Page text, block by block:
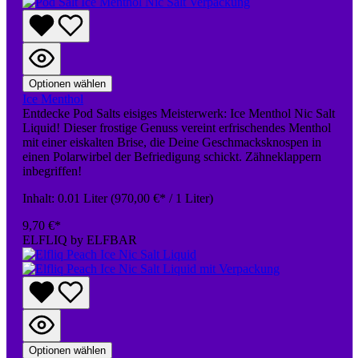
Optionen wählen
Ice Menthol
Entdecke Pod Salts eisiges Meisterwerk: Ice Menthol Nic Salt
Liquid! Dieser frostige Genuss vereint erfrischendes Menthol
mit einer eiskalten Brise, die Deine Geschmacksknospen in
einen Polarwirbel der Befriedigung schickt. Zähneklappern
inbegriffen!
Inhalt: 0.01 Liter(970,00 €* / 1 Liter)
9,70 €*
ELFLIQ by ELFBAR
Optionen wählen